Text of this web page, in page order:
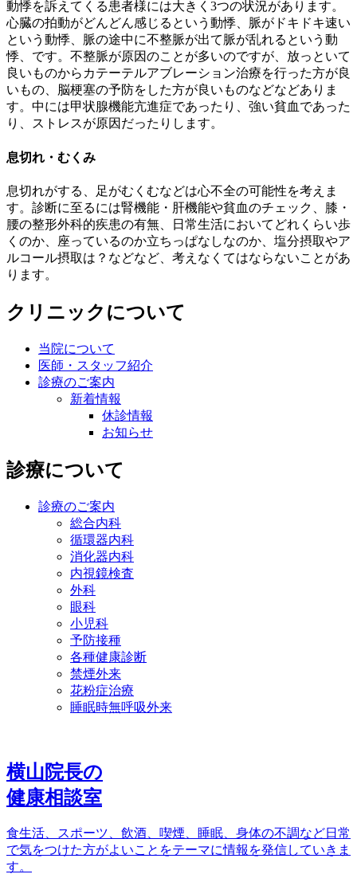
動悸を訴えてくる患者様には大きく3つの状況があります。
心臓の拍動がどんどん感じるという動悸、脈がドキドキ速い
という動悸、脈の途中に不整脈が出て脈が乱れるという動
悸、です。不整脈が原因のことが多いのですが、放っといて
良いものからカテーテルアブレーション治療を行った方が良
いもの、脳梗塞の予防をした方が良いものなどなどありま
す。中には甲状腺機能亢進症であったり、強い貧血であった
り、ストレスが原因だったりします。
息切れ・むくみ
息切れがする、足がむくむなどは心不全の可能性を考えま
す。診断に至るには腎機能・肝機能や貧血のチェック、膝・
腰の整形外科的疾患の有無、日常生活においてどれくらい歩
くのか、座っているのか立ちっぱなしなのか、塩分摂取やア
ルコール摂取は？などなど、考えなくてはならないことがあ
ります。
クリニックについて
当院について
医師・スタッフ紹介
診療のご案内
新着情報
休診情報
お知らせ
診療について
診療のご案内
総合内科
循環器内科
消化器内科
内視鏡検査
外科
眼科
小児科
予防接種
各種健康診断
禁煙外来
花粉症治療
睡眠時無呼吸外来
横山院長の
健康相談室
食生活、スポーツ、飲酒、喫煙、睡眠、身体の不調など日常
で気をつけた方がよいことをテーマに情報を発信していきま
す。